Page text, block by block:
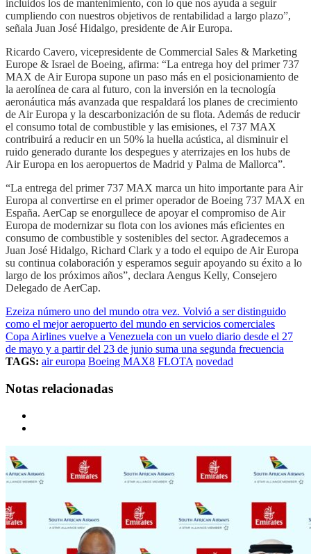
incluidos los de mantenimiento, con lo que nos ayuda a seguir
cumpliendo con nuestros objetivos de rentabilidad a largo plazo”,
señala Juan José Hidalgo, presidente de Air Europa.
Ricardo Cavero, vicepresidente de Commercial Sales & Marketing
Europe & Israel de Boeing, afirma: “La entrega hoy del primer 737
MAX de Air Europa supone un paso más en el posicionamiento de
la aerolínea de cara al futuro, con la inversión en la tecnología
aeronáutica más avanzada que respaldará los planes de crecimiento
de Air Europa y la descarbonización de su flota. Además de reducir
el consumo total de combustible y las emisiones, el 737 MAX
contribuirá a reducir en un 50% la huella acústica, al disminuir el
ruido generado durante los despegues y aterrizajes en los hubs de
Air Europa en los aeropuertos de Madrid y Palma de Mallorca”.
“La entrega del primer 737 MAX marca un hito importante para Air
Europa al convertirse en el primer operador de Boeing 737 MAX en
España. AerCap se enorgullece de apoyar el compromiso de Air
Europa de modernizar su flota con los aviones más eficientes en
consumo de combustible y sostenibles del sector. Agradecemos a
Juan José Hidalgo, Richard Clark y a todo el equipo de Air Europa
su continua colaboración y esperamos seguir apoyando su éxito a lo
largo de los próximos años”, declara Aengus Kelly, Consejero
Delegado de AerCap.
Ezeiza número uno del mundo otra vez. Volvió a ser distinguido
como el mejor aeropuerto del mundo en servicios comerciales
Copa Airlines vuelve a Venezuela con un vuelo diario desde el 27
de mayo y a partir del 23 de junio suma una segunda frecuencia
TAGS: air europa Boeing MAX8 FLOTA novedad
Notas relacionadas